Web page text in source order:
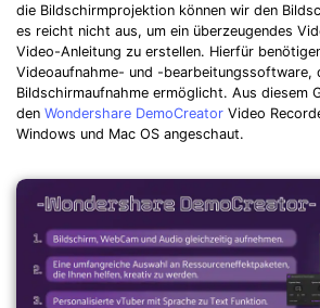
die Bildschirmprojektion können wir den
es reicht nicht aus, um ein überzeugendes
Video-Anleitung zu erstellen. Hierfür
Videoaufnahme- und -bearbeitungssoftware,
Bildschirmaufnahme ermöglicht. Aus diesem
den Wondershare DemoCreator Video
Windows und Mac OS angeschaut.